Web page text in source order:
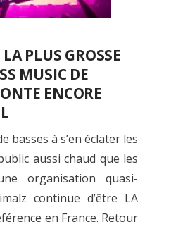
PLUS GROSSE
MUSIC DE
ENCORE
basses à s’en éclater les
aussi chaud que les
organisation quasi-
continue d’être LA
en France. Retour